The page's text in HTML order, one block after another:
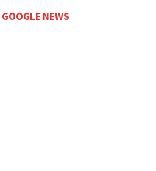
GOOGLE NEWS